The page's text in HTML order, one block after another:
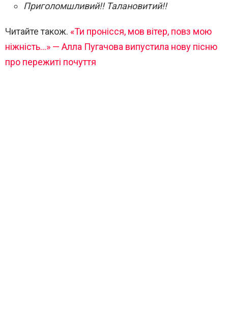
Приголомшливий!! Талановитий!!
Читайте також. «Ти пронісся, мов вітер, повз мою
ніжність…» — Алла Пугачова випустила нову пісню
про пережиті почуття